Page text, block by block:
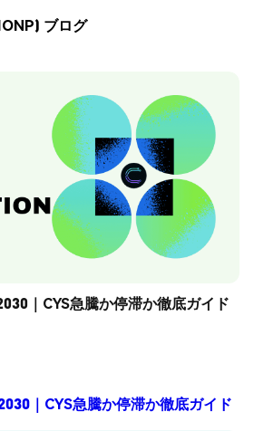
ブログ
｜CYS急騰か停滞か徹底ガイド
｜CYS急騰か停滞か徹底ガイド